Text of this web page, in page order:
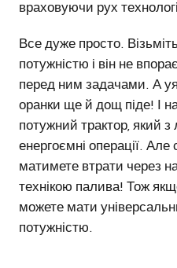
враховуючи рух
Все дуже просто.
потужністю і він не
перед ним задачами. А
оранки ще й дощ піде! І
потужний трактор, який з
енергоємні операції.
матимете втрати через
технікою палива! Тож
можете мати
потужністю.